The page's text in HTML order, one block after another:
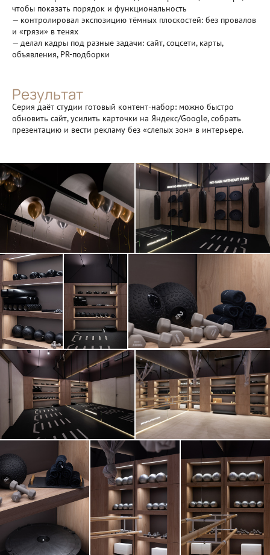
чтобы показать порядок и функциональность
— контролировал экспозицию тёмных плоскостей: без провалов
и «грязи» в тенях
— делал кадры под разные задачи: сайт, соцсети, карты,
объявления, PR-подборки
Результат
Серия даёт студии готовый контент-набор: можно быстро
обновить сайт, усилить карточки на Яндекс/Google, собрать
презентацию и вести рекламу без «слепых зон» в интерьере.